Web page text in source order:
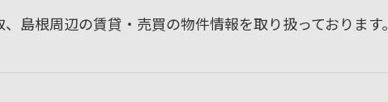
島根周辺の賃貸・売買の物件情報を取り扱っております。